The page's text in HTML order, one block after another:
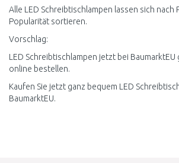
Alle LED Schreibtischlampen lassen sich nach
Popularität sortieren.
Vorschlag:
LED Schreibtischlampen jetzt bei
online bestellen.
Kaufen Sie jetzt ganz bequem LED
BaumarktEU.